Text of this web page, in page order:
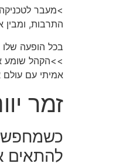
>מעבר
התרבות,
בכל הופעה
>>הקהל שומע
אמיתי עם
זמר
להתאים